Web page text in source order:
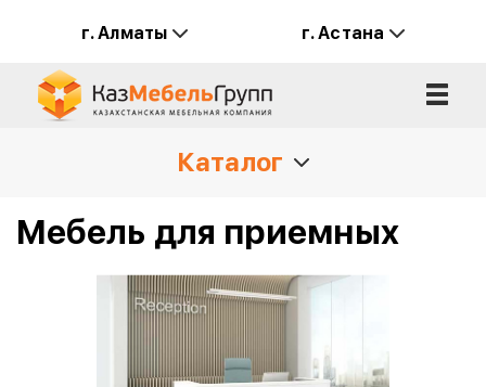
г. Алматы г. Астана
Каталог
Мебель для приемных